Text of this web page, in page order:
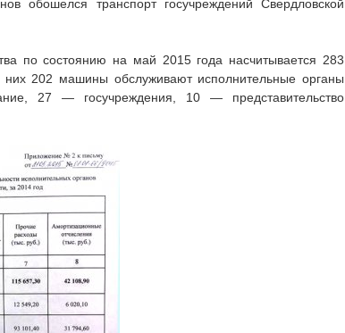
обошелся транспорт госучреждений Свердловской
по состоянию на май 2015 года насчитывается 283
202 машины обслуживают исполнительные органы
27 — госучреждения, 10 — представительство